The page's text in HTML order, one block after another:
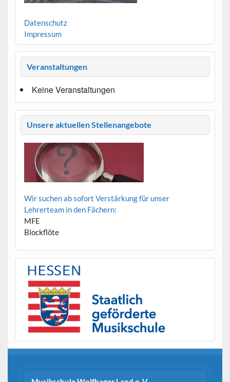
Datenschutz
Impressum
Veranstaltungen
Keine Veranstaltungen
Unsere aktuellen Stellenangebote
Wir suchen ab sofort Verstärkung für unser
Lehrerteam in den Fächern:
MFE
Blockflöte